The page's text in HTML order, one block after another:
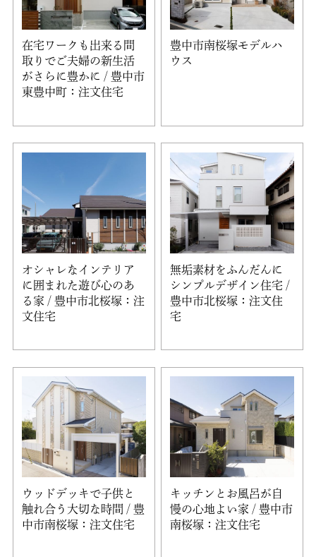
在宅ワークも出来る間
取りでご夫婦の新生活
がさらに豊かに / 豊中市
東豊中町：注文住宅
豊中市南桜塚モデルハ
ウス
オシャレなインテリア
に囲まれた遊び心のあ
る家 / 豊中市北桜塚：注
文住宅
無垢素材をふんだんに
シンプルデザイン住宅 /
豊中市北桜塚：注文住
宅
ウッドデッキで子供と
触れ合う大切な時間 / 豊
中市南桜塚：注文住宅
キッチンとお風呂が自
慢の心地よい家 / 豊中市
南桜塚：注文住宅